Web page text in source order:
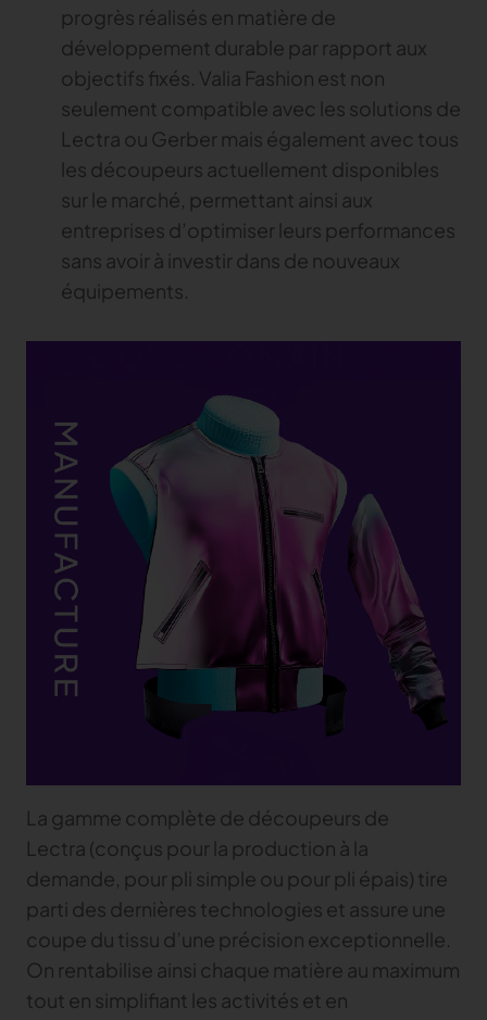
progrès réalisés en matière de
développement durable par rapport aux
objectifs fixés. Valia Fashion est non
seulement compatible avec les solutions de
Lectra ou Gerber mais également avec tous
les découpeurs actuellement disponibles
sur le marché, permettant ainsi aux
entreprises d’optimiser leurs performances
sans avoir à investir dans de nouveaux
équipements.
La gamme complète de découpeurs de
Lectra (conçus pour la production à la
demande, pour pli simple ou pour pli épais) tire
parti des dernières technologies et assure une
coupe du tissu d’une précision exceptionnelle.
On rentabilise ainsi chaque matière au maximum
tout en simplifiant les activités et en